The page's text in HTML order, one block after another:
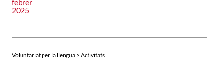
febrer
2025
Voluntariat per la llengua > Activitats